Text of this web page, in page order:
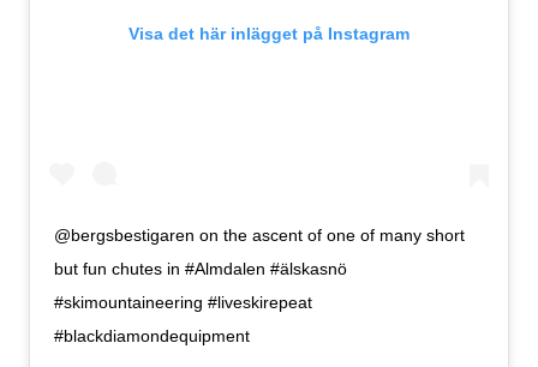
Visa det här inlägget på Instagram
@bergsbestigaren on the ascent of one of many short
but fun chutes in #Almdalen #älskasnö
#skimountaineering #liveskirepeat
#blackdiamondequipment